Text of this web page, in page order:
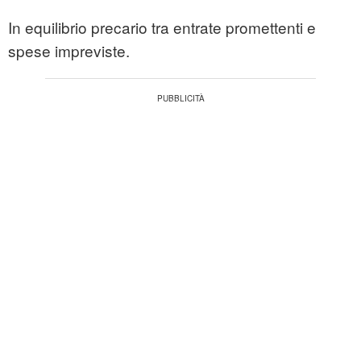
In equilibrio precario tra entrate promettenti e
spese impreviste.